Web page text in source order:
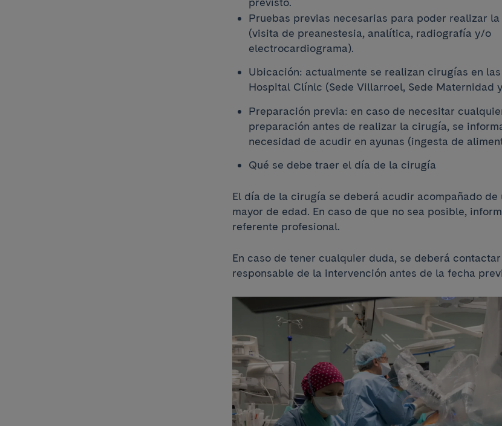
Pruebas previas necesarias para poder realizar
(visita de preanestesia, analítica, radiografía y/o
electrocardiograma).
Ubicación: actualmente se realizan cirugías en
Hospital Clínic (Sede Villarroel, Sede Maternidad
Preparación previa: en caso de necesitar
preparación antes de realizar la cirugía, se
necesidad de acudir en ayunas (ingesta de
Qué se debe traer el día de la cirugía
El día de la cirugía se deberá acudir acompañado de
mayor de edad. En caso de que no sea posible,
referente profesional.
En caso de tener cualquier duda, se deberá
responsable de la intervención antes de la fecha